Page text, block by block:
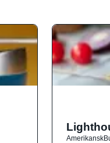
Amerikansk